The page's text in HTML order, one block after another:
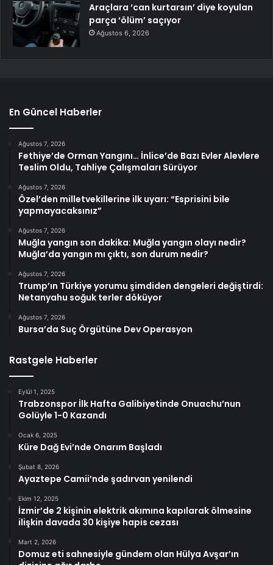
Araçlara ‘can kurtarsın’ diye koyulan
parça ‘ölüm’ saçıyor
Ağustos 6, 2026
En Güncel Haberler
Ağustos 7, 2026
Fethiye’de Orman Yangını… İnlice’de Bazı Evler Alevlere
Teslim Oldu, Tahliye Çalışmaları Sürüyor
Ağustos 7, 2026
Özel’den milletvekillerine ilk uyarı: “Esprisini bile
yapmayacaksınız”
Ağustos 7, 2026
Muğla yangın son dakika: Muğla yangın olayı nedir?
Muğla’da yangın mı çıktı, son durum nedir?
Ağustos 7, 2026
Trump’ın Türkiye yorumu şimdiden dengeleri değiştirdi:
Netanyahu soğuk terler döküyor
Ağustos 7, 2026
Bursa’da Suç Örgütüne Dev Operasyon
Rastgele Haberler
Eylül 1, 2025
Trabzonspor İlk Hafta Galibiyetinde Onuachu’nun
Golüyle 1-0 Kazandı
Ocak 6, 2025
Küre Dağ Evi’nde Onarım Başladı
Şubat 8, 2026
Ayaztepe Camii’nde şadırvan yenilendi
Ekim 12, 2025
İzmir’de 2 kişinin elektrik akımına kapılarak ölmesine
ilişkin davada 30 kişiye hapis cezası
Mart 2, 2026
Domuz eti sahnesiyle gündem olan Hülya Avşar’ın